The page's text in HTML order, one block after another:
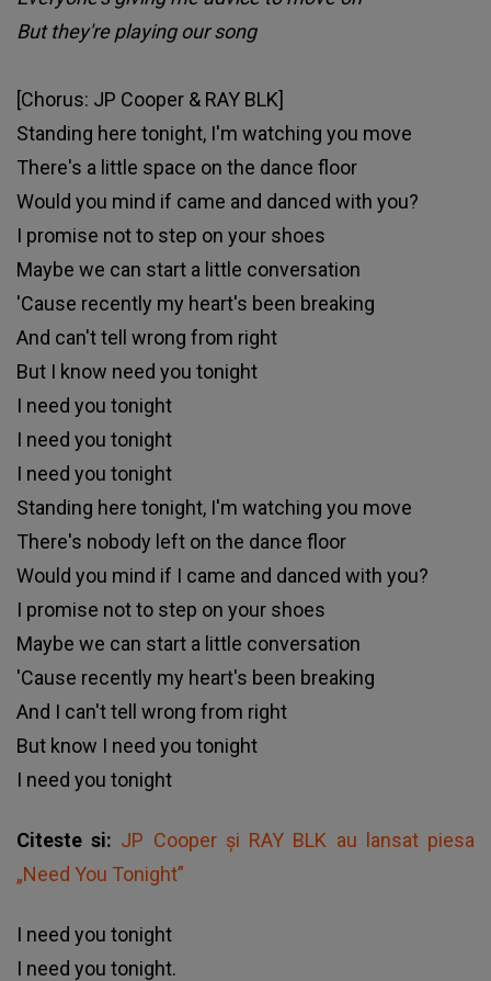
But they're playing our song
[Chorus: JP Cooper & RAY BLK]
Standing here tonight, I'm watching you move
There's a little space on the dance floor
Would you mind if came and danced with you?
I promise not to step on your shoes
Maybe we can start a little conversation
'Cause recently my heart's been breaking
And can't tell wrong from right
But I know need you tonight
I need you tonight
I need you tonight
I need you tonight
Standing here tonight, I'm watching you move
There's nobody left on the dance floor
Would you mind if I came and danced with you?
I promise not to step on your shoes
Maybe we can start a little conversation
'Cause recently my heart's been breaking
And I can't tell wrong from right
But know I need you tonight
I need you tonight
Citeste si: JP Cooper și RAY BLK au lansat piesa
„Need You Tonight”
I need you tonight
I need you tonight.